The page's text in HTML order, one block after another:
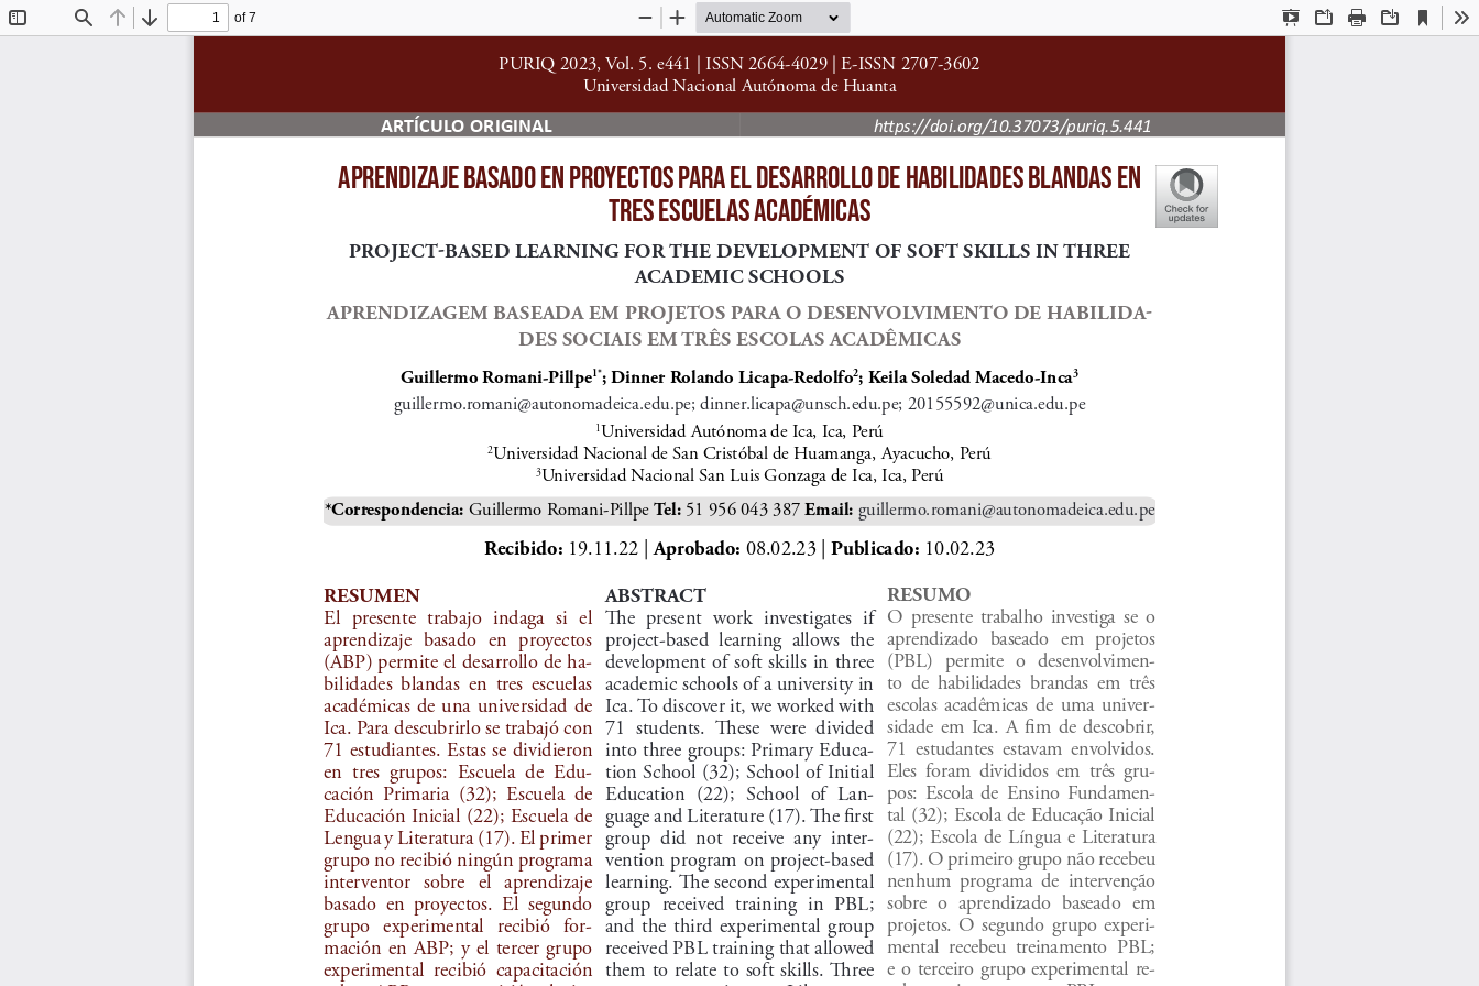
Find Previous
Next
of 7
Presentation
OpenPrint Download
Current
View
Zoom
Zoom
PURIQ 2023, Vol. 5. e441 | ISSN 2664-4029 | E-ISSN 2707-3602
Universidad Nacional Autónoma de Huanta
APRENDIZAJE BASADO EN PROYECTOS PARA EL DESARROLLO DE HABILIDADES BLANDAS EN
TRES ESCUELAS ACADÉMICAS
PROJECT-BASED LEARNING FOR THE DEVELOPMENT OF SOFT SKILLS IN THREE
ACADEMIC SCHOOLS
APRENDIZAGEM BASEADA EM PROJETOS PARA O DESENVOLVIMENTO DE HABILIDA-
DES SOCIAIS EM TRÊS ESCOLAS ACADÊMICAS
Guillermo Romani-Pillpe1*; Dinner Rolando Licapa-Redolfo2; Keila Soledad Macedo-Inca3
guillermo.romani@autonomadeica.edu.pe; dinner.licapa@unsch.edu.pe; 20155592@unica.edu.pe
1Universidad Autónoma de Ica, Ica, Perú
2Universidad Nacional de San Cristóbal de Huamanga, Ayacucho, Perú
3Universidad Nacional San Luis Gonzaga de Ica, Ica, Perú
*Correspondencia: Guillermo Romani-Pillpe Tel: 51 956 043 387 Email: guillermo.romani@autonomadeica.edu.pe
Recibido: 19.11.22 | Aprobado: 08.02.23 | Publicado: 10.02.23
RESUMEN
El  presente  trabajo  indaga  si  el
aprendizaje  basado  en  proyectos
(ABP) permite el desarrollo de ha-
bilidades  blandas  en  tres  escuelas
académicas  de  una  universidad  de
Ica. Para descubrirlo se trabajó con
71 estudiantes. Estas se dividieron
en  tres  grupos:  Escuela  de  Edu-
cación  Primaria  (32);  Escuela  de
Educación Inicial (22); Escuela de
Lengua y Literatura (17). El primer
grupo no recibió ningún programa
interventor   sobre   el   aprendizaje
basado  en  proyectos.  El  segundo
grupo   experimental   recibió   for-
mación  en  ABP;  y  el  tercer  grupo
experimental  recibió  capacitación
ABSTRACT
The  present  work  investigates  if
project-based  learning  allows  the
development of soft skills in three
academic schools of a university in
Ica. To discover it, we worked with
71  students.  These  were  divided
into three groups: Primary Educa-
tion School (32); School of Initial
Education  (22);  School  of  Lan-
guage and Literature (17). The first
group  did  not  receive  any  inter-
vention program on project-based
learning. The second experimental
group  received  training  in  PBL;
and  the  third  experimental  group
received PBL training that allowed
them to relate to soft skills. Three
RESUMO
O  presente  trabalho  investiga  se  o
aprendizado  baseado  em  projetos
(PBL)   permite   o   desenvolvimen-
to  de  habilidades  brandas  em  três
escolas  acadêmicas  de  uma  univer-
sidade  em  Ica.  A  fim  de  descobrir,
71  estudantes  estavam  envolvidos.
Eles  foram  divididos  em  três  gru-
pos:  Escola  de  Ensino  Fundamen-
tal (32); Escola de Educação Inicial
(22);  Escola  de  Língua  e  Literatura
(17). O primeiro grupo não recebeu
nenhum  programa  de  intervenção
sobre  o  aprendizado  baseado  em
projetos.  O  segundo  grupo  experi-
mental  recebeu  treinamento  PBL;
e  o  terceiro  grupo  experimental  re-
ARTÍCULO ORIGINAL https://doi.org/10.37073/puriq.5.441